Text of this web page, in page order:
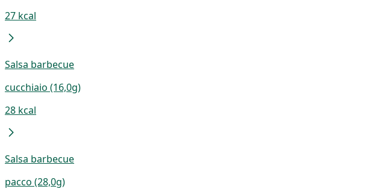
27 kcal
Salsa barbecue
cucchiaio (16,0g)
28 kcal
Salsa barbecue
pacco (28,0g)